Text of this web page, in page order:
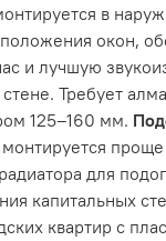
в
окон,
и лучшую
Требует
125–160 мм.
монтируется
для
капитальных
квартир с